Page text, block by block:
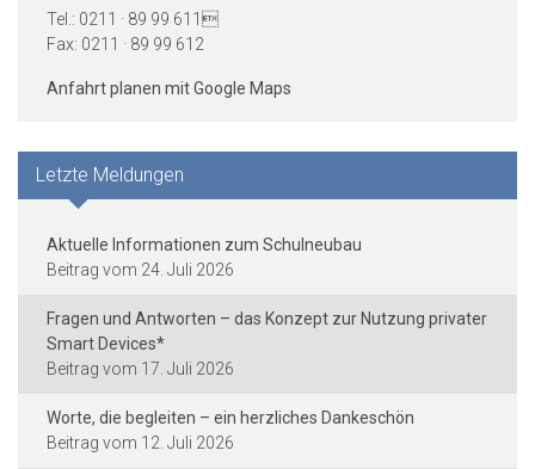
Tel.: 0211 · 89 99 611
Fax: 0211 · 89 99 612
Anfahrt planen mit Google Maps
Letzte Meldungen
Aktuelle Informationen zum Schulneubau
24. Juli 2026
Fragen und Antworten – das Konzept zur Nutzung privater
Smart Devices*
17. Juli 2026
Worte, die begleiten – ein herzliches Dankeschön
12. Juli 2026